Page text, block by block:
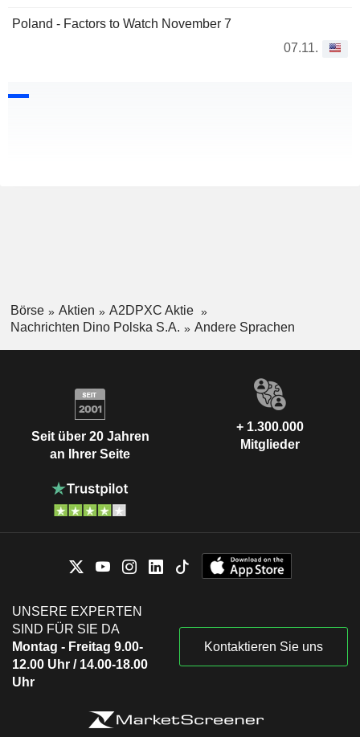
Poland - Factors to Watch November 7
07.11.
Börse Aktien
A2DPXC Aktie
Nachrichten Dino Polska S.A.
Andere Sprachen
Seit über 20 Jahren
an Ihrer Seite
+ 1.300.000
Mitglieder
UNSERE EXPERTEN
SIND FÜR SIE DA
Montag - Freitag 9.00-
12.00 Uhr / 14.00-18.00
Uhr
Kontaktieren Sie uns